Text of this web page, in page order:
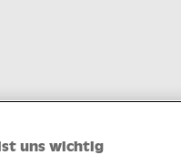
uns wichtig